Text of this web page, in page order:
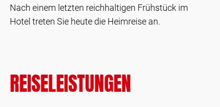
Nach einem letzten reichhaltigen Frühstück im
Hotel treten Sie heute die Heimreise an.
REISELEISTUNGEN